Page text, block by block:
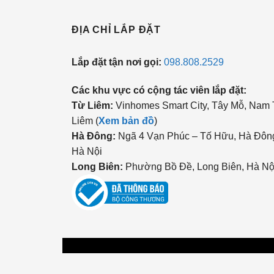
ĐỊA CHỈ LẮP ĐẶT
Lắp đặt tận nơi gọi: 098.808.2529
Các khu vực có cộng tác viên lắp đặt:
Từ Liêm: Vinhomes Smart City, Tây Mỗ, Nam
Liêm (Xem bản đồ)
Hà Đông: Ngã 4 Vạn Phúc – Tố Hữu, Hà
Hà Nội
Long Biên: Phường Bồ Đề, Long Biên, Hà